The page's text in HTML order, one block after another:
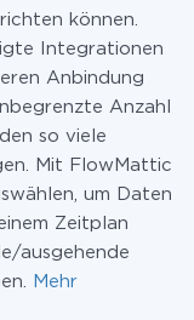
können.
Integrationen
Anbindung
Anzahl
so viele
Mit FlowMattic
um Daten
Zeitplan
ausgehende
Mehr